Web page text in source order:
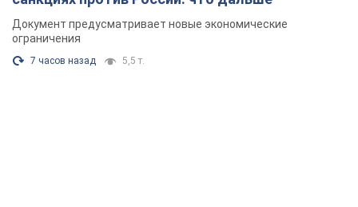
Документ предусматривает новые экономические
ограничения
7 часов назад 5,5 т.